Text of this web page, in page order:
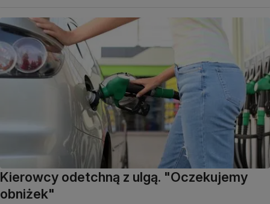
Kierowcy odetchną z ulgą. "Oczekujemy
obniżek"